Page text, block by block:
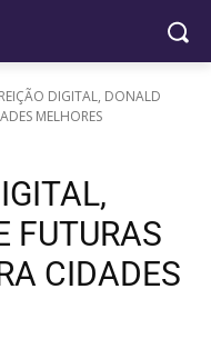
DIGITAL, DONALD
MELHORES
FUTURAS
CIDADES